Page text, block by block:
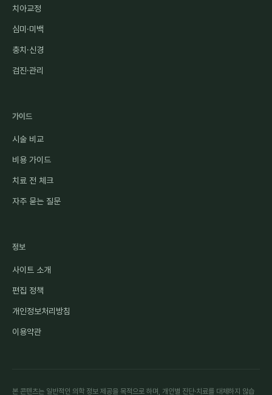
치아교정
심미·미백
충치·신경
검진·관리
가이드
시술 비교
비용 가이드
치료 전 체크
자주 묻는 질문
정보
사이트 소개
편집 정책
개인정보처리방침
이용약관
본 콘텐츠는 일반적인 의학 정보 제공을 목적으로 하며, 개인별 진단·치료를 대체하지 않습